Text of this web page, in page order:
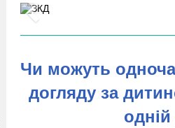
Чи можуть
догляду за